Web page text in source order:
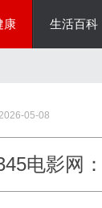
康 生活百科
05-08
电影网